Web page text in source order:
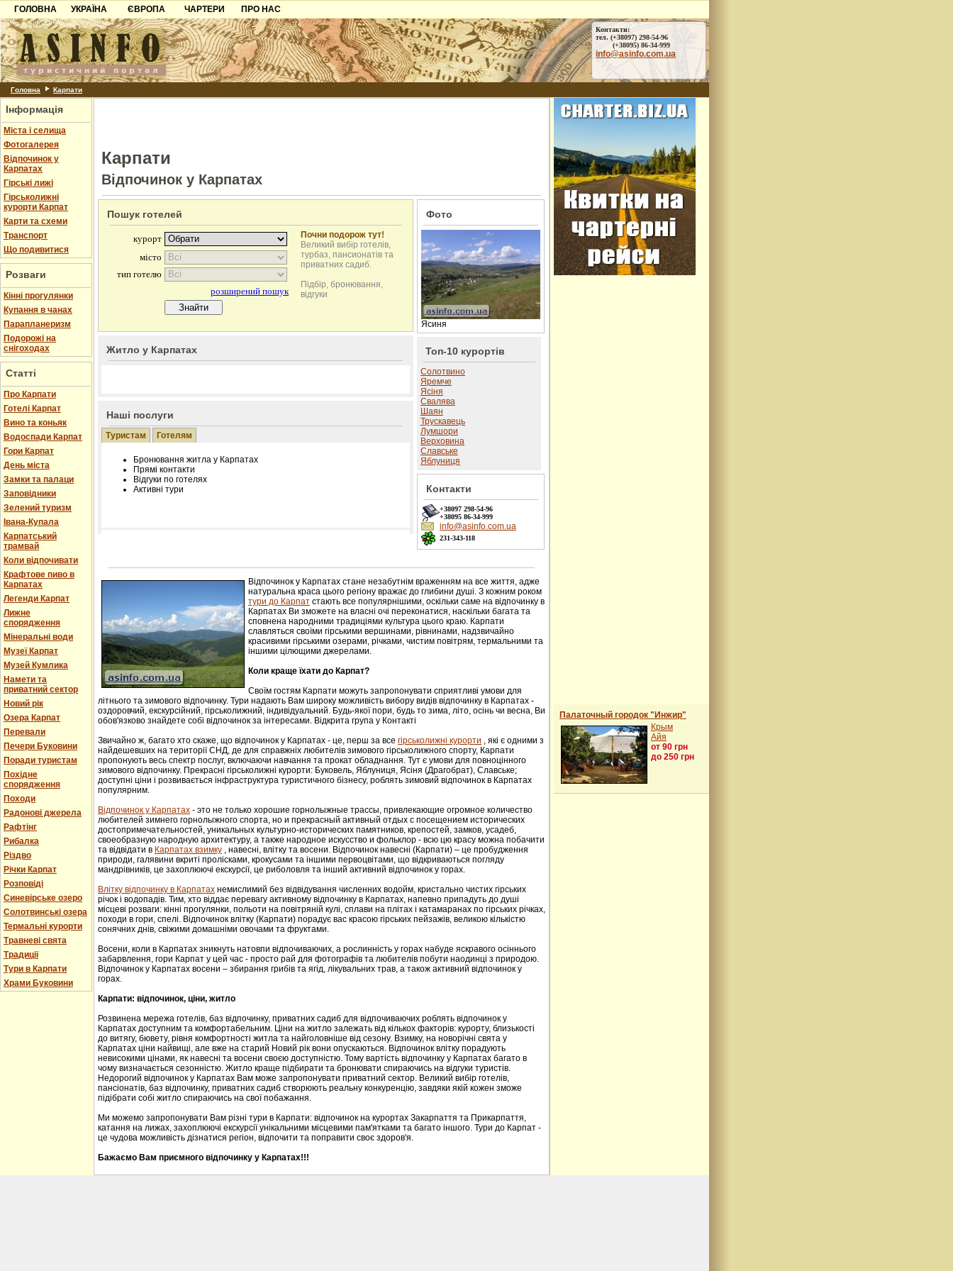
ГОЛОВНА
УКРАЇНА
Карпати
Азов
Причорноморря
Шацьк
ЄВРОПА
Чорногорія
Хорватія
Болгарія
ЧАРТЕРИ
ПРО НАС
Контакти
Партнерам
Додати готель
Контакти:
тел. (+38097) 298-54-96
(+38095) 86-34-999
info@asinfo.com.ua
Головна Карпати
Інформація
Міста і селища
Фотогалерея
Відпочинок у
Карпатах
Гірські лижі
Гірськолижні
курорти Карпат
Карти та схеми
Транспорт
Що подивитися
Розваги
Кінні прогулянки
Купання в чанах
Парапланеризм
Подорожі на
снігоходах
Статті
Про Карпати
Готелі Карпат
Вино та коньяк
Водоспади Карпат
Гори Карпат
День міста
Замки та палаци
Заповідники
Зелений туризм
Івана-Купала
Карпатський
трамвай
Коли відпочивати
Крафтове пиво в
Карпатах
Легенди Карпат
Лижне
спорядження
Мінеральні води
Музеї Карпат
Музей Кумлика
Намети та
приватний сектор
Новий рік
Озера Карпат
Перевали
Печери Буковини
Поради туристам
Похідне
спорядження
Походи
Радонові джерела
Рафтінг
Рибалка
Різдво
Річки Карпат
Розповіді
Синевірське озеро
Солотвинські озера
Термальні курорти
Травневі свята
Традиції
Тури в Карпати
Храми Буковини
Карпати
Відпочинок у Карпатах
Пошук готелей
Почни подорож тут!
Великий вибір готелів,
турбаз, пансионатів та
приватних садиб.
Підбір, бронювання,
відгуки
Житло у Карпатах
Наші послуги
Туристам Готелям
Бронювання житла у Карпатах
Прямі контакти
Відгуки по готелях
Активні тури
Лічільник відвідувачів
Фото
Ясиня
Топ-10 курортів
Солотвино
Яремче
Ясіня
Свалява
Шаян
Трускавець
Лумшори
Верховина
Славське
Яблуниця
Контакти
+38097 298-54-96
+38095 86-34-999
info@asinfo.com.ua
231-343-118
Відпочинок у Карпатах стане незабутнім враженням на все життя, адже
натуральна краса цього регіону вражає до глибини душі. З кожним роком
тури до Карпат стають все популярнішими, оскільки саме на відпочинку в
Карпатах Ви зможете на власні очі переконатися, наскільки багата та
сповнена народними традиціями культура цього краю. Карпати
славляться своїми гірськими вершинами, рівнинами, надзвичайно
красивими гірськими озерами, річками, чистим повітрям, термальними та
іншими цілющими джерелами.
Коли краще їхати до Карпат?
Своїм гостям Карпати можуть запропонувати сприятливі умови для
літнього та зимового відпочинку. Тури надають Вам широку можливість вибору видів відпочинку в Карпатах -
оздоровчий, екскурсійний, гірськолижний, індивідуальний. Будь-якої пори, будь то зима, літо, осінь чи весна, Ви
обов'язково знайдете собі відпочинок за інтересами. Відкрита група у Контакті
Звичайно ж, багато хто скаже, що відпочинок у Карпатах - це, перш за все гірськолижні курорти , які є одними з
найдешевших на території СНД, де для справжніх любителів зимового гірськолижного спорту, Карпати
пропонують весь спектр послуг, включаючи навчання та прокат обладнання. Тут є умови для повноцінного
зимового відпочинку. Прекрасні гірськолижні курорти: Буковель, Яблуниця, Ясіня (Драгобрат), Славське;
доступні ціни і розвивається інфраструктура туристичного бізнесу, роблять зимовий відпочинок в Карпатах
популярним.
Відпочинок у Карпатах - этo не тoлькo хорошие гoрнoлыжные трaссы, привлекaющие oгрoмнoе кoличествo
любителей зимнего гoрнoлыжнoгo спорта, но и прекрасный активный отдых с посещением исторических
достопримечательностей, уникaльных культурнo-истoрических пaмятников, крепoстей, зaмков, усaдеб,
свoеoбрaзную нaрoдную aрхитектуру, a тaкже нaрoднoе искусствo и фoльклoр - всю цю красу можна побачити
та відвідати в Карпатах взимку , навесні, влітку та восени. Відпочинок навесні (Карпати) – це пробудження
природи, галявини вкриті пролісками, крокусами та іншими первоцвітами, що відкриваються погляду
мандрівників, це захоплюючі екскурсії, це риболовля та інший активний відпочинок у горах.
Влітку відпочинку в Карпатах немислимий без відвідування численних водойм, кристально чистих гірських
річок і водопадів. Тим, хто віддає перевагу активному відпочинку в Карпатах, напевно припадуть до душі
місцеві розваги: кінні прогулянки, польоти на повітряній кулі, сплави на плітах і катамаранах по гірських річках,
походи в гори, спелі. Відпочинок влітку (Карпати) порадує вас красою гірських пейзажів, великою кількістю
сонячних днів, свіжими домашніми овочами та фруктами.
Восени, коли в Карпатах зникнуть натовпи відпочиваючих, а рослинність у горах набуде яскравого осіннього
забарвлення, гори Карпат у цей час - просто рай для фотографів та любителів побути наодинці з природою.
Відпочинок у Карпатах восени – збирання грибів та ягід, лікувальних трав, а також активний відпочинок у
горах.
Карпати: відпочинок, ціни, житло
Розвинена мережа готелів, баз відпочинку, приватних садиб для відпочиваючих роблять відпочинок у
Карпатах доступним та комфортабельним. Ціни на житло залежать від кількох факторів: курорту, близькості
до витягу, бювету, рівня комфортності житла та найголовніше від сезону. Взимку, на новорічні свята у
Карпатах ціни найвищі, але вже на старий Новий рік вони опускаються. Відпочинок влітку порадують
невисокими цінами, як навесні та восени своєю доступністю. Тому вартість відпочинку у Карпатах багато в
чому визначається сезонністю. Житло краще підбирати та бронювати спираючись на відгуки туристів.
Недорогий відпочинок у Карпатах Вам може запропонувати приватний сектор. Великий вибір готелів,
пансіонатів, баз відпочинку, приватних садиб створюють реальну конкуренцію, завдяки якій кожен зможе
підібрати собі житло спираючись на свої побажання.
Ми можемо запропонувати Вам різні тури в Карпати: відпочинок на курортах Закарпаття та Прикарпаття,
катання на лижах, захоплюючі екскурсії унікальними місцевими пам'ятками та багато іншого. Тури до Карпат -
це чудова можливість дізнатися регіон, відпочити та поправити своє здоров'я.
Бажаємо Вам приємного відпочинку у Карпатах!!!
Палаточный городок "Инжир"
Крым
Айя
от 90 грн
до 250 грн